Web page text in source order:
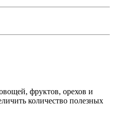
фруктов, орехов и
количество полезных